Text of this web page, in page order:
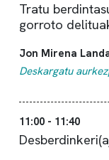
Tratu
gorroto
Jon Mirena
Deskargatu
11:00 - 11:40